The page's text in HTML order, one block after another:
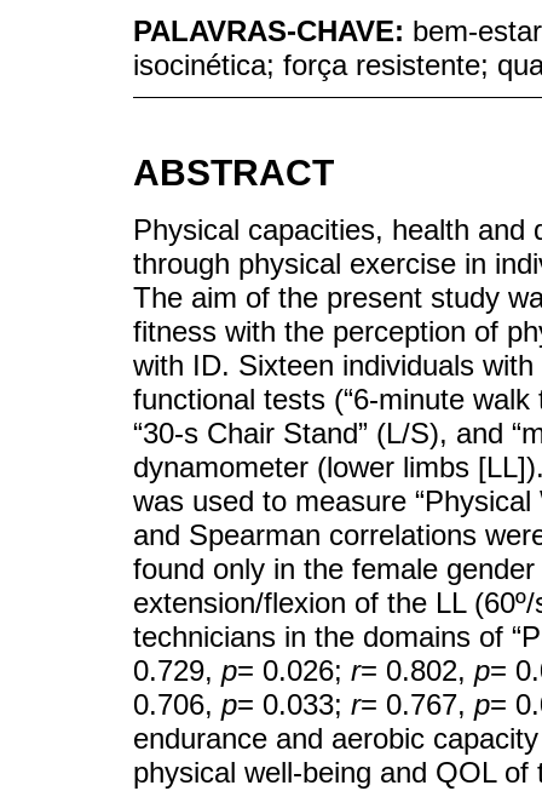
PALAVRAS-CHAVE: bem-
isocinética; força resistente;
ABSTRACT
Physical capacities, health
through physical exercise in
The aim of the present study
fitness with the perception of
with ID. Sixteen individuals
functional tests (“6-minute
“30-s Chair Stand” (L/S), and
dynamometer (lower limbs
was used to measure “Physical
and Spearman correlations
found only in the female
extension/flexion of the LL
technicians in the domains of
0.729, p= 0.026; r= 0.802, p=
0.706, p= 0.033; r= 0.767, p=
endurance and aerobic
physical well-being and QOL of